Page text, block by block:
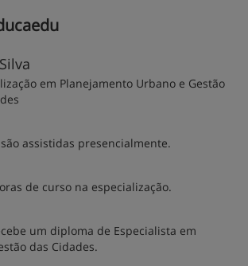
em Planejamento Urbano e Gestão
assistidas presencialmente.
de curso na especialização.
um diploma de Especialista em
das Cidades.